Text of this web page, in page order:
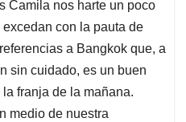
Camila nos harte un poco
con la pauta de
a Bangkok que, a
sin cuidado, es un buen
franja de la mañana.
medio de nuestra